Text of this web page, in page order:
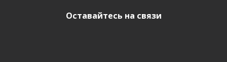
Оставайтесь на связи